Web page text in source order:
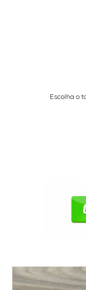
Escolha o